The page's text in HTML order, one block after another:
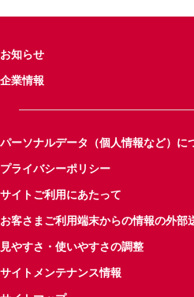
お知らせ
企業情報
パーソナルデータ（個人情報など）に
プライバシーポリシー
サイトご利用にあたって
お客さまご利用端末からの情報の外部
見やすさ・使いやすさの調整
サイトメンテナンス情報